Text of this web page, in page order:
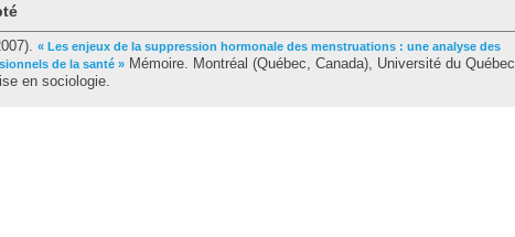
« Les enjeux de la suppression hormonale des menstruations : une analyse des
de la santé » Mémoire. Montréal (Québec, Canada), Université du Québec
en sociologie.